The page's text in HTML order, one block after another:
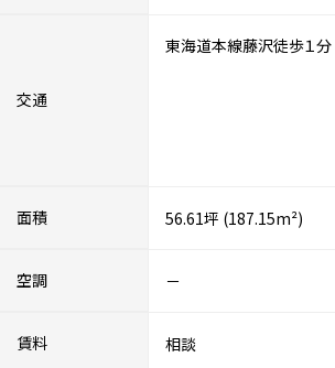
交通
東海道本線藤沢徒歩１分
面積 56.61坪 (187.15m²)
空調 －
賃料 相談